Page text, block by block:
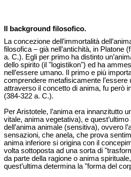
Il background filosofico.
La concezione dell’immortalità
filosofica – già nell’antichità, in Platone
a. C.). Egli per primo ha distinto
dello spirito (il "logistikon") ed ha
nell’essere umano. Il primo e più
comprendere metafisicamente l’essere
attraverso il concetto di anima, fu però
(384-322 a. C.).
Per Aristotele, l’anima era innanzitutto
vitale, anima vegetativa), e
dell’anima animale (sensitiva), ovvero
sensazioni, che anela, che prova
anima inferiore si origina con il
volta sottoposta ad una sorta di
da parte della ragione o anima
quest’ultima determina la "forma del